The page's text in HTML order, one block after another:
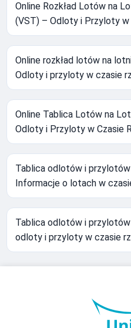
Online Rozkład Lotów na
(VST) – Odloty i Przyloty
Online rozkład lotów na
Odloty i przyloty w czasie
Online Tablica Lotów na
Odloty i Przyloty w Czasie
Tablica odlotów i
Informacje o lotach w
Tablica odlotów i przylotów
odloty i przyloty w czasie